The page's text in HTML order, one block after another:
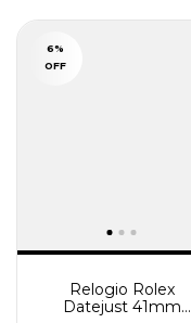
6%
OFF
Relogio Rolex
Datejust 41mm